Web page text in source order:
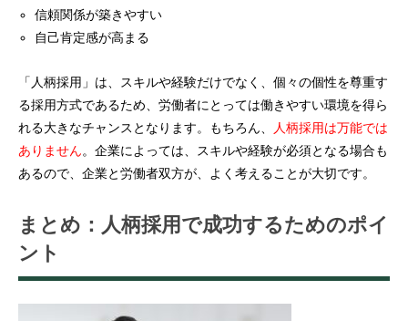
信頼関係が築きやすい
自己肯定感が高まる
「人柄採用」は、スキルや経験だけでなく、個々の個性を尊重す
る採用方式であるため、労働者にとっては働きやすい環境を得ら
れる大きなチャンスとなります。もちろん、
人柄採用は万能では
ありません。企業によっては、スキルや経験が必須となる場合も
あるので、企業と労働者双方が、よく考えることが大切です。
まとめ：人柄採用で成功するためのポイ
ント